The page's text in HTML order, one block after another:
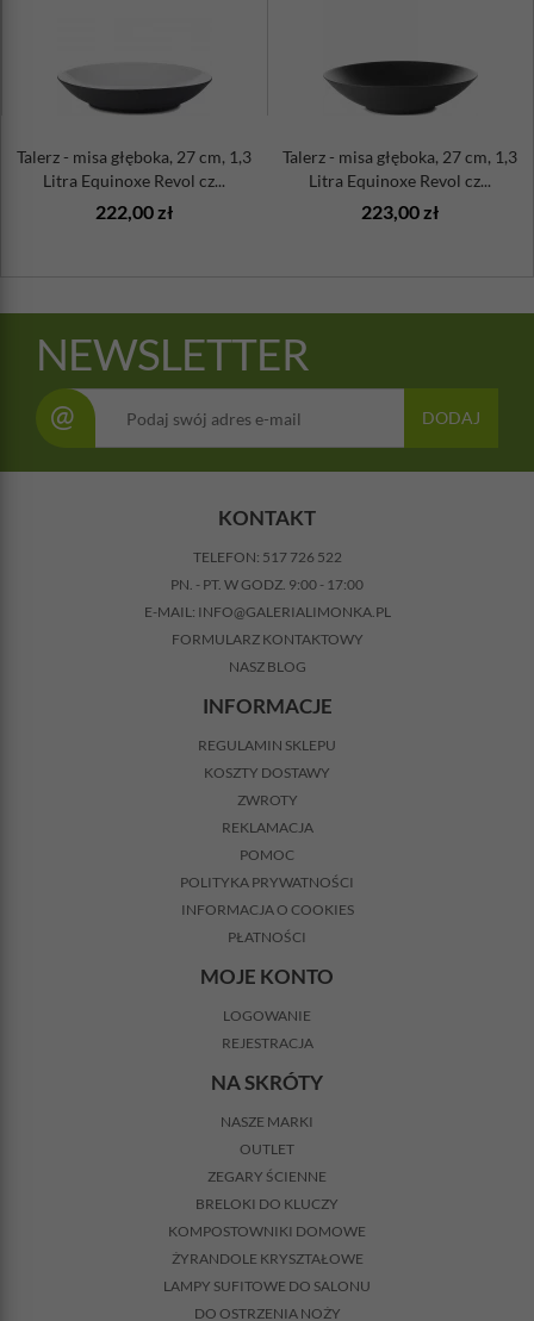
Talerz - misa głęboka, 27 cm, 1,3
Litra Equinoxe Revol cz...
222,00 zł
Talerz - misa głęboka, 27 cm, 1,3
Litra Equinoxe Revol cz...
223,00 zł
NEWSLETTER
@ DODAJ
KONTAKT
TELEFON: 517 726 522
PN. - PT. W GODZ. 9:00 - 17:00
E-MAIL: INFO@GALERIALIMONKA.PL
FORMULARZ KONTAKTOWY
NASZ BLOG
INFORMACJE
REGULAMIN SKLEPU
KOSZTY DOSTAWY
ZWROTY
REKLAMACJA
POMOC
POLITYKA PRYWATNOŚCI
INFORMACJA O COOKIES
PŁATNOŚCI
MOJE KONTO
LOGOWANIE
REJESTRACJA
NA SKRÓTY
NASZE MARKI
OUTLET
ZEGARY ŚCIENNE
BRELOKI DO KLUCZY
KOMPOSTOWNIKI DOMOWE
ŻYRANDOLE KRYSZTAŁOWE
LAMPY SUFITOWE DO SALONU
DO OSTRZENIA NOŻY